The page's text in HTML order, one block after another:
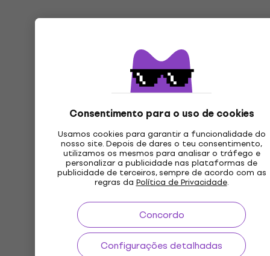
Consentimento para o uso de cookies
Usamos cookies para garantir a funcionalidade do
nosso site. Depois de dares o teu consentimento,
utilizamos os mesmos para analisar o tráfego e
personalizar a publicidade nas plataformas de
publicidade de terceiros, sempre de acordo com as
regras da Política de Privacidade.
Concordo
Configurações detalhadas